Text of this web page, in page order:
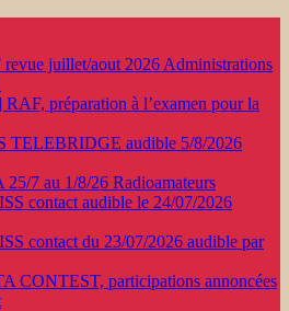
juillet/aout 2026 Administrations
RAF, préparation à l’examen pour la
TELEBRIDGE audible 5/8/2026
25/7 au 1/8/26 Radioamateurs
contact audible le 24/07/2026
contact du 23/07/2026 audible par
CONTEST, participations annoncées